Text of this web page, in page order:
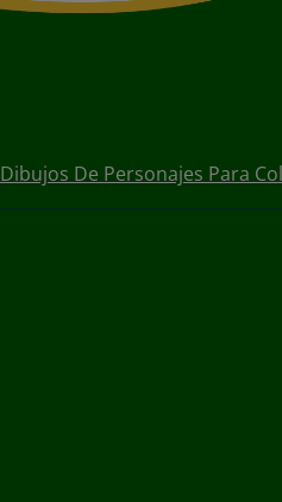
Dibujos De Personajes Para